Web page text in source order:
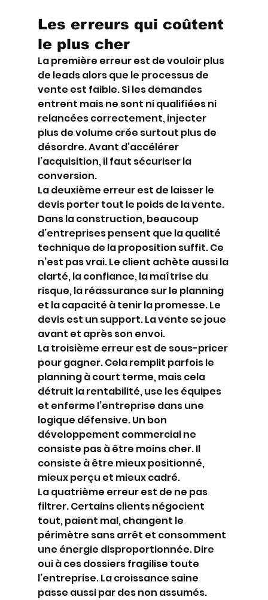
Les erreurs qui coûtent
le plus cher
La première erreur est de vouloir plus
de leads alors que le processus de
vente est faible. Si les demandes
entrent mais ne sont ni qualifiées ni
relancées correctement, injecter
plus de volume crée surtout plus de
désordre. Avant d’accélérer
l’acquisition, il faut sécuriser la
conversion.
La deuxième erreur est de laisser le
devis porter tout le poids de la vente.
Dans la construction, beaucoup
d’entreprises pensent que la qualité
technique de la proposition suffit. Ce
n’est pas vrai. Le client achète aussi la
clarté, la confiance, la maîtrise du
risque, la réassurance sur le planning
et la capacité à tenir la promesse. Le
devis est un support. La vente se joue
avant et après son envoi.
La troisième erreur est de sous-pricer
pour gagner. Cela remplit parfois le
planning à court terme, mais cela
détruit la rentabilité, use les équipes
et enferme l’entreprise dans une
logique défensive. Un bon
développement commercial ne
consiste pas à être moins cher. Il
consiste à être mieux positionné,
mieux perçu et mieux cadré.
La quatrième erreur est de ne pas
filtrer. Certains clients négocient
tout, paient mal, changent le
périmètre sans arrêt et consomment
une énergie disproportionnée. Dire
oui à ces dossiers fragilise toute
l’entreprise. La croissance saine
passe aussi par des non assumés.